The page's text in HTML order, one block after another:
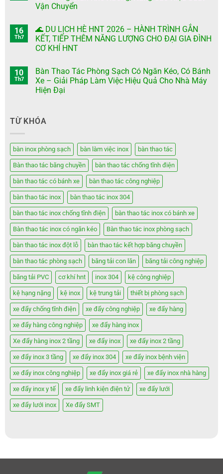
Vận Chuyển
16
Th7
🌊 DU LỊCH HÈ HNT 2026 – HÀNH TRÌNH GẮN
KẾT, TIẾP THÊM NĂNG LƯỢNG CHO ĐẠI GIA ĐÌNH
CƠ KHÍ HNT
10
Th7
Bàn Thao Tác Phòng Sạch Có Ngăn Kéo, Có Bánh
Xe – Giải Pháp Làm Việc Hiệu Quả Cho Nhà Máy
Hiện Đại
TỪ KHÓA
bàn inox phòng sạch bàn làm việc inox bàn thao tác
Bàn thao tác băng chuyền bàn thao tác chống tĩnh điện
bàn thao tác có bánh xe bàn thao tác công nghiệp
bàn thao tác inox bàn thao tác inox 304
bàn thao tác inox chống tĩnh điện bàn thao tác inox có bánh xe
Bàn thao tác inox có ngăn kéo Bàn thao tác inox phòng sạch
bàn thao tác inox đột lỗ bàn thao tác kết hợp băng chuyền
bàn thao tác phòng sạch băng tải con lăn băng tải công nghiệp
băng tải PVC cơ khí hnt inox 304 kệ công nghiệp
kệ hạng nặng kệ inox kệ trung tải thiết bị phòng sạch
xe đẩy chống tĩnh điện xe đẩy công nghiệp xe đẩy hàng
xe đẩy hàng công nghiệp xe đẩy hàng inox
Xe đẩy hàng inox 2 tầng xe đẩy inox xe đẩy inox 2 tầng
xe đẩy inox 3 tầng xe đẩy inox 304 xe đẩy inox bệnh viện
xe đẩy inox công nghiệp xe đẩy inox giá rẻ xe đẩy inox nhà hàng
xe đẩy inox y tế xe đẩy linh kiện điện tử xe đẩy lưới
xe đẩy lưới inox Xe đẩy SMT